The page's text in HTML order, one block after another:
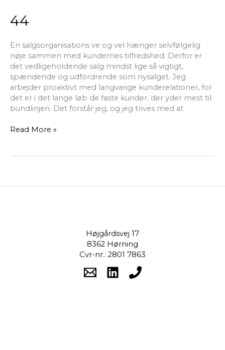
44
En salgsorganisations ve og vel hænger selvfølgelig
nøje sammen med kundernes tilfredshed. Derfor er
det vedligeholdende salg mindst lige så vigtigt,
spændende og udfordrende som nysalget. Jeg
arbejder proaktivt med langvarige kunderelationer, for
det er i det lange løb de faste kunder, der yder mest til
bundlinjen. Det forstår jeg, og jeg trives med at
44
Read More »
Højgårdsvej 17
8362 Hørning
Cvr-nr.: 2801 7863